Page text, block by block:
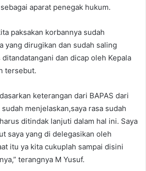
aparat penegak hukum.
paksakan korbannya sudah
yang dirugikan dan sudah saling
dan dicap oleh Kepala
tersebut.
keterangan dari BAPAS dari
menjelaskan,saya rasa sudah
ditindak lanjuti dalam hal ini. Saya
saya yang di delegasikan oleh
itu ya kita cukuplah sampai disini
terangnya M Yusuf.